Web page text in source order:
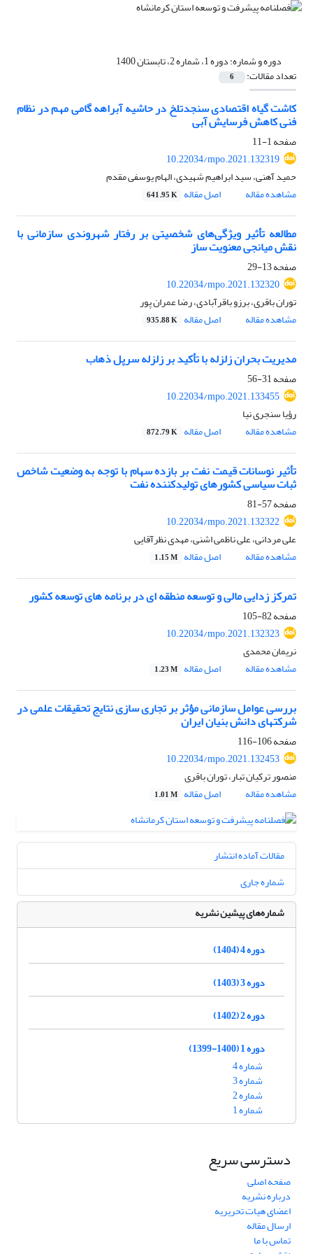
دوره و شماره:دوره 1، شماره 2، تابستان 1400
تعداد مقالات: 6
کاشت گیاه اقتصادی سنجدتلخ در حاشیه آبراهه گامی مهم در نظام
فنی کاهش فرسایش آبی
صفحه1-11
10.22034/mpo.2021.132319
حمید آهنی، سید ابراهیم شهیدی، الهام یوسفی مقدم
مشاهده مقاله
اصل مقاله 641.95 K
مطالعه تأثیر ویژگی‌های شخصیتی بر رفتار شهروندی سازمانی با
نقش میانجی معنویت ساز
صفحه13-29
10.22034/mpo.2021.132320
توران باقری، برزو باقرآبادی، رضا عمران پور
مشاهده مقاله
اصل مقاله 935.88 K
مدیریت بحران زلزله با تأکید بر زلزله سرپل ذهاب
صفحه31-56
10.22034/mpo.2021.133455
رؤیا سنجری نیا
مشاهده مقاله
اصل مقاله 872.79 K
تأثیر نوسانات قیمت نفت بر بازده سهام با توجه به وضعیت شاخص
ثبات سیاسی کشورهای تولیدکننده نفت
صفحه57-81
10.22034/mpo.2021.132322
علی مردانی، علی ناظمی اشنی، مهدی نظرآقایی
مشاهده مقاله
اصل مقاله 1.15 M
تمرکز زدایی مالی و توسعه منطقه ای در برنامه های توسعه کشور
صفحه82-105
10.22034/mpo.2021.132323
نریمان محمدی
مشاهده مقاله
اصل مقاله 1.23 M
بررسی عوامل سازمانی مؤثر بر تجاری سازی نتایج تحقیقات علمی در
شرکتهای دانش بنیان ایران
صفحه106-116
10.22034/mpo.2021.132453
منصور ترکیان تبار، توران باقری
مشاهده مقاله
اصل مقاله 1.01 M
مقالات آماده انتشار
شماره جاری
شماره‌های پیشین نشریه
دوره 4 (1404)
دوره 3 (1403)
دوره 2 (1402)
دوره 1 (1400-1399)
شماره 4
شماره 3
شماره 2
شماره 1
دسترسی سریع
صفحه اصلی
درباره نشریه
اعضای هیات تحریریه
ارسال مقاله
تماس با ما